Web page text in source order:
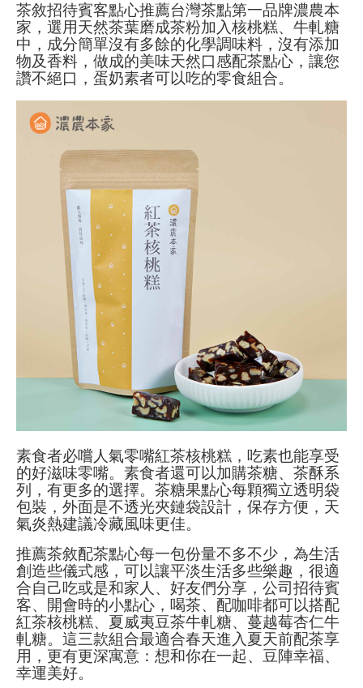
茶敘招待賓客點心推薦台灣茶點第一品牌濃農本
家，選用天然茶葉磨成茶粉加入核桃糕、牛軋糖
中，成分簡單沒有多餘的化學調味料，沒有添加
物及香料，做成的美味天然口感配茶點心，讓您
讚不絕口，蛋奶素者可以吃的零食組合。
素食者必嚐人氣零嘴紅茶核桃糕，吃素也能享受
的好滋味零嘴。素食者還可以加購茶糖、茶酥系
列，有更多的選擇。茶糖果點心每顆獨立透明袋
包裝，外面是不透光夾鏈袋設計，保存方便，天
氣炎熱建議冷藏風味更佳。
推薦茶敘配茶點心每一包份量不多不少，為生活
創造些儀式感，可以讓平淡生活多些樂趣，很適
合自己吃或是和家人、好友們分享，公司招待賓
客、開會時的小點心，喝茶、配咖啡都可以搭配
紅茶核桃糕、夏威夷豆茶牛軋糖、蔓越莓杏仁牛
軋糖。這三款組合最適合春天進入夏天前配茶享
用，更有更深寓意：想和你在一起、豆陣幸福、
幸運美好。